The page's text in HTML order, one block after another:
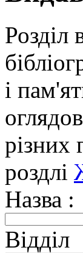
Розділ
і
різних
роздлі
Назва :
Відділ